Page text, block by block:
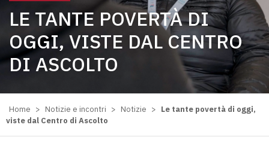
LE TANTE POVERTÀ DI
OGGI, VISTE DAL CENTRO
DI ASCOLTO
Home > Notizie e incontri > Notizie > Le tante povertà di oggi,
viste dal Centro di Ascolto